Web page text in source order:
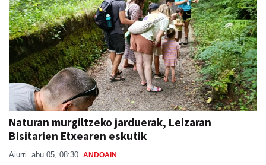
Naturan murgiltzeko jarduerak, Leizaran
Bisitarien Etxearen eskutik
Aiurri abu 05, 08:30 ANDOAIN